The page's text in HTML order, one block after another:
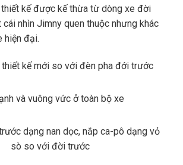
kế được kế thừa từ dòng xe đời
nhìn Jimny quen thuộc nhưng khác
hiện đại.
kế mới so với đèn pha đới trước
và vuông vức ở toàn bộ xe
dạng nan dọc, nắp ca-pô dạng vỏ
sò so với đời trước